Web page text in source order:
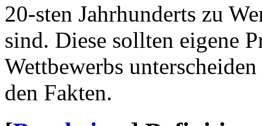
20-sten Jahrhunderts zu
sind. Diese sollten eigene
Wettbewerbs
den Fakten.